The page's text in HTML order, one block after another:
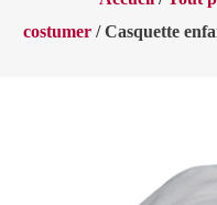
costumer / Casquette